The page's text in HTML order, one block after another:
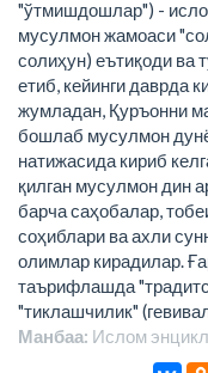
"ўтмишдошлар") -
мусулмон жамоаси
солиҳун) еътиқоди ва
етиб, кейинги даврда
жумладан, Қуръонни
бошлаб мусулмон
натижасида кириб
қилган мусулмон дин
барча саҳобалар,
соҳиблари ва ахли
олимлар кирадилар.
таърифлашда
"тиклашчилик"
Манбаа: Ислом